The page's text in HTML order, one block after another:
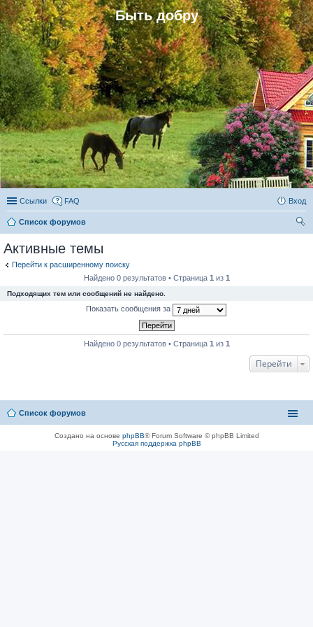
Быть добру
Ссылки FAQ Вход
Список форумов
Активные темы
Перейти к расширенному поиску
Найдено 0 результатов • Страница 1 из 1
Подходящих тем или сообщений не найдено.
Показать сообщения за
Найдено 0 результатов • Страница 1 из 1
Перейти
Список форумов
Создано на основе phpBB® Forum Software © phpBB Limited
Русская поддержка phpBB